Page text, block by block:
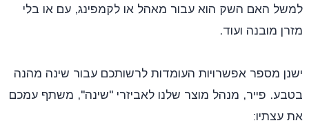
למשל האם השק הוא עבור מאהל או לקמפינג, עם או בלי
מזרן מובנה ועוד.
ישנן מספר אפשרויות העומדות לרשותכם עבור שינה מהנה
בטבע. פייר, מנהל מוצר שלנו לאביזרי "שינה", משתף עמכם
את עצתיו: